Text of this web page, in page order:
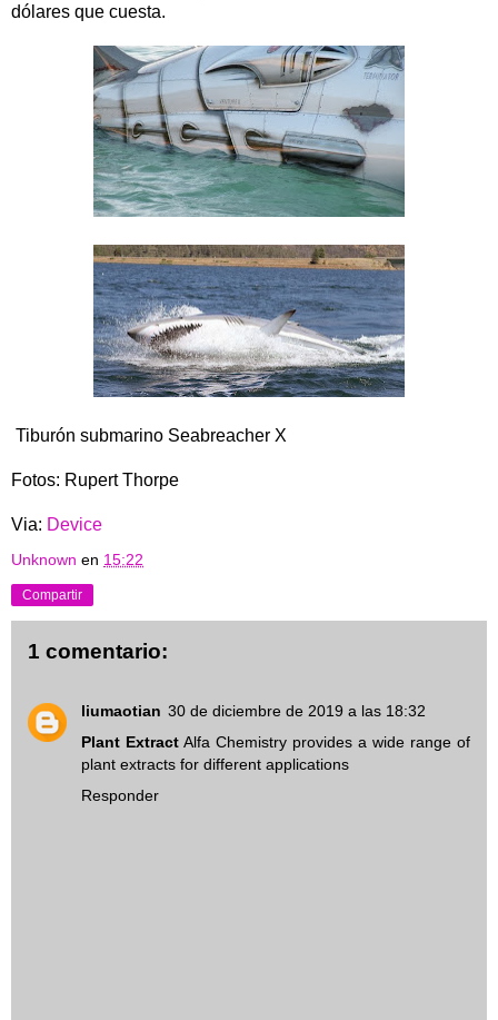
dólares que cuesta.
Tiburón submarino Seabreacher X
Fotos: Rupert Thorpe
Via: Device
Unknown en 15:22
Compartir
1 comentario:
liumaotian 30 de diciembre de 2019 a las 18:32
Plant Extract Alfa Chemistry provides a wide range of
plant extracts for different applications
Responder